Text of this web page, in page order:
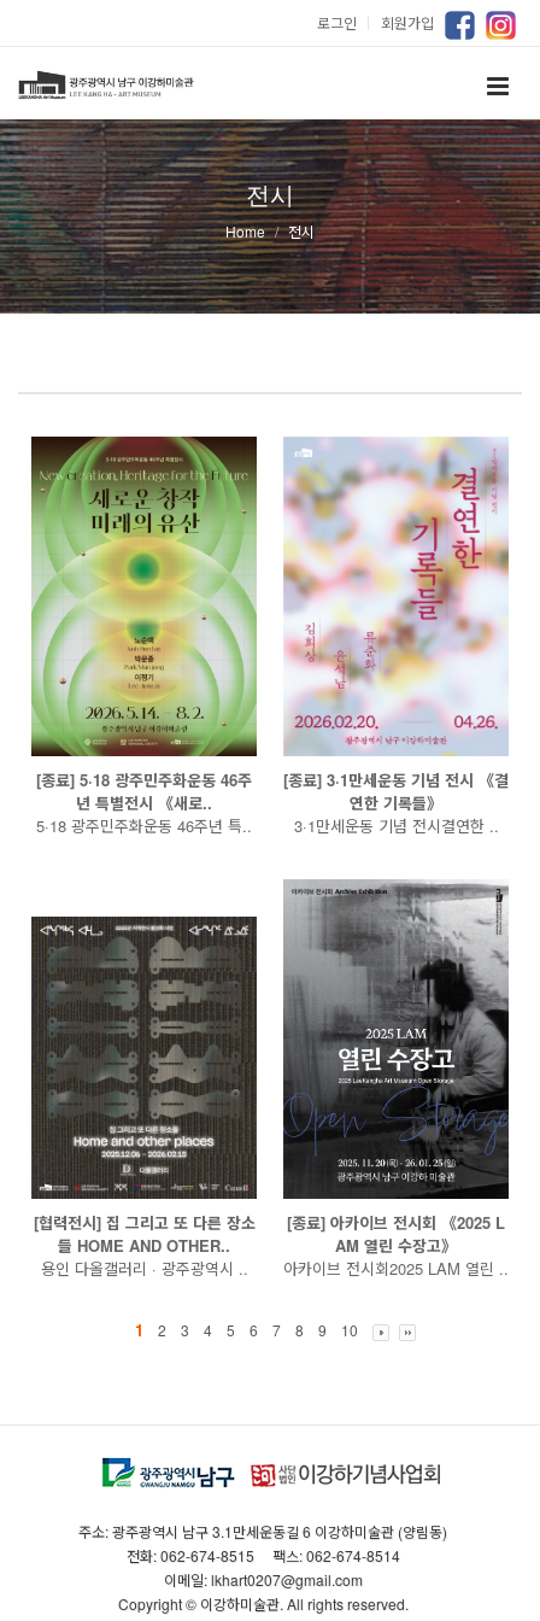
로그인 ｜ 회원가입
전시
Home 전시
[종료] 5·18 광주민주화운동 46주
년 특별전시 《새로..
5·18 광주민주화운동 46주년 특..
[종료] 3·1만세운동 기념 전시 《결
연한 기록들》
3·1만세운동 기념 전시결연한 ..
[협력전시] 집 그리고 또 다른 장소
들 HOME AND OTHER..
용인 다올갤러리 · 광주광역시 ..
[종료] 아카이브 전시회 《2025 L
AM 열린 수장고》
아카이브 전시회2025 LAM 열린 ..
1 2 3 4 5 6 7 8 9 10
주소: 광주광역시 남구 3.1만세운동길 6 이강하미술관 (양림동)
전화: 062-674-8515
팩스: 062-674-8514
이메일: lkhart0207@gmail.com
Copyright © 이강하미술관. All rights reserved.